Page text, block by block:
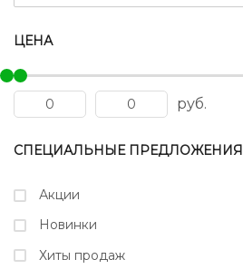
ЦЕНА
руб.
СПЕЦИАЛЬНЫЕ ПРЕДЛОЖЕНИЯ
Акции
Новинки
Хиты продаж